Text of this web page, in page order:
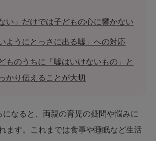
い」だけでは子どもの心に響かない
ようにとっさに出る嘘」への対応
ものうちに「嘘はいけないもの」と
かり伝えることが大切
なると、両親の育児の疑問や悩みに
ます。これまでは食事や睡眠など生活